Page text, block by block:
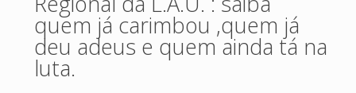
quem já carimbou ,quem já
deu adeus e quem ainda tá na
luta.